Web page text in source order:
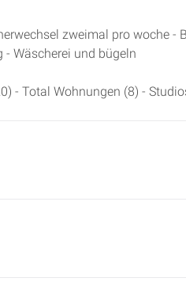
zweimal pro woche -
- Wäscherei und bügeln
- Total Wohnungen (8) -